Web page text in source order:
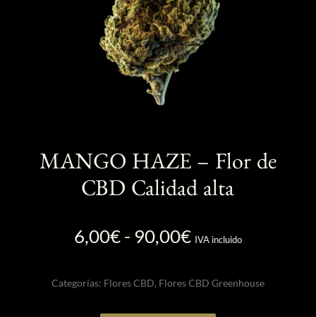
MANGO HAZE – Flor de
CBD Calidad alta
6,00€- 90,00€Rango
desde
6,00€
IVA incluido
Categorías: Flores CBD, Flores CBD Greenhouse